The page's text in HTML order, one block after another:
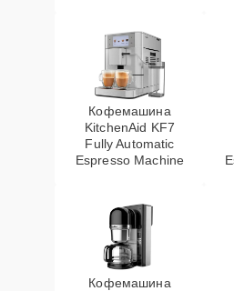
Кофемашина
KitchenAid KF7
Fully Automatic
Espresso Machine
Кофемашина